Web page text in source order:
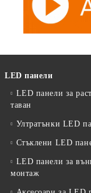
LED панели
LED панели за
таван
Ултратънки LED
Стъклени LED
LED панели за
монтаж